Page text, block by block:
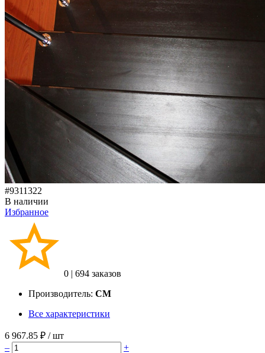
#9311322
В наличии
Избранное
0 | 694 заказов
Производитель: CM
Все характеристики
6 967.85 ₽ / шт
–
+